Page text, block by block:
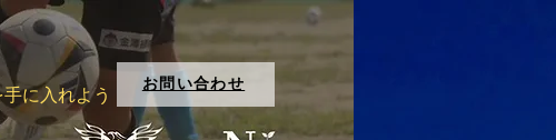
お問い合わせ
に入れよう